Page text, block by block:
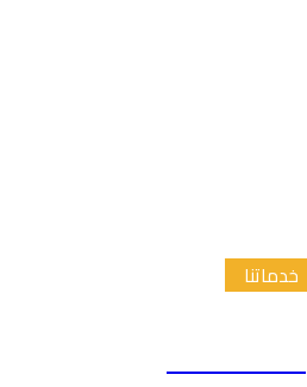
خدماتنا
إعداد الاطار